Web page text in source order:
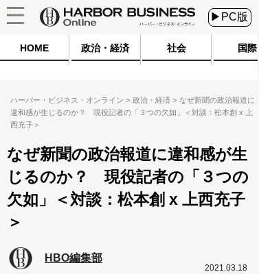
▶PC版
HOME 政治・経済 社会 国際
ハーバー・ビジネス・オンライン 政治・経済
なぜ新聞の政治報道に
違和感が生じるのか？ 現役記者の「３つの欠如」＜対談：松本創 x 上
西充子＞
なぜ新聞の政治報道に違和感が生
じるのか？ 現役記者の「３つの
欠如」＜対談：松本創 x 上西充子
＞
HBO編集部
2021.03.18